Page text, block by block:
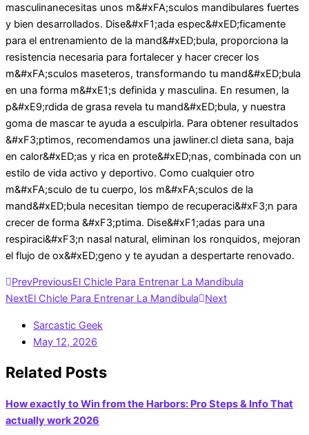
masculinanecesitas unos m&#xFA;sculos mandibulares fuertes
y bien desarrollados. Dise&#xF1;ada espec&#xED;ficamente
para el entrenamiento de la mand&#xED;bula, proporciona la
resistencia necesaria para fortalecer y hacer crecer los
m&#xFA;sculos maseteros, transformando tu mand&#xED;bula
en una forma m&#xE1;s definida y masculina. En resumen, la
p&#xE9;rdida de grasa revela tu mand&#xED;bula, y nuestra
goma de mascar te ayuda a esculpirla. Para obtener resultados
&#xF3;ptimos, recomendamos una jawliner.cl dieta sana, baja
en calor&#xED;as y rica en prote&#xED;nas, combinada con un
estilo de vida activo y deportivo. Como cualquier otro
m&#xFA;sculo de tu cuerpo, los m&#xFA;sculos de la
mand&#xED;bula necesitan tiempo de recuperaci&#xF3;n para
crecer de forma &#xF3;ptima. Dise&#xF1;adas para una
respiraci&#xF3;n nasal natural, eliminan los ronquidos, mejoran
el flujo de ox&#xED;geno y te ayudan a despertarte renovado.
PrevPreviousEl Chicle Para Entrenar La Mandíbula
NextEl Chicle Para Entrenar La Mandíbula Next
Sarcastic Geek
May 12, 2026
Related Posts
How exactly to Win from the Harbors: Pro Steps & Info That
actually work 2026